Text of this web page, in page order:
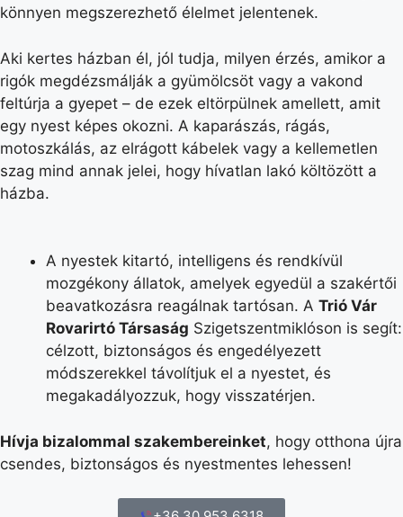
könnyen megszerezhető élelmet jelentenek.
Aki kertes házban él, jól tudja, milyen érzés, amikor a
rigók megdézsmálják a gyümölcsöt vagy a vakond
feltúrja a gyepet – de ezek eltörpülnek amellett, amit
egy nyest képes okozni. A kaparászás, rágás,
motoszkálás, az elrágott kábelek vagy a kellemetlen
szag mind annak jelei, hogy hívatlan lakó költözött a
házba.
A nyestek kitartó, intelligens és rendkívül
mozgékony állatok, amelyek egyedül a szakértői
beavatkozásra reagálnak tartósan. A Trió Vár
Rovarirtó Társaság Szigetszentmiklóson is segít:
célzott, biztonságos és engedélyezett
módszerekkel távolítjuk el a nyestet, és
megakadályozzuk, hogy visszatérjen.
Hívja bizalommal szakembereinket, hogy otthona újra
csendes, biztonságos és nyestmentes lehessen!